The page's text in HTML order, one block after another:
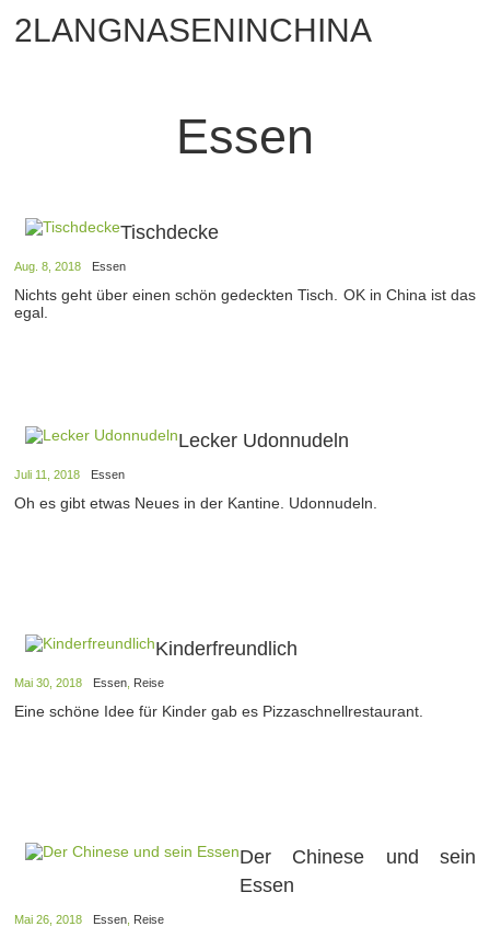
2LANGNASENINCHINA
Essen
Tischdecke
Aug. 8, 2018 Essen
Nichts geht über einen schön gedeckten Tisch. OK in China ist das
egal.
Lecker Udonnudeln
Juli 11, 2018 Essen
Oh es gibt etwas Neues in der Kantine. Udonnudeln.
Kinderfreundlich
Mai 30, 2018 Essen Reise
Eine schöne Idee für Kinder gab es Pizzaschnellrestaurant.
Der Chinese und sein
Essen
Mai 26, 2018 Essen Reise